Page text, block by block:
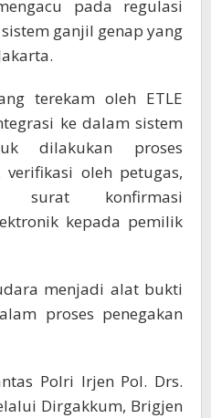
pada regulasi
ganjil genap yang
terekam oleh ETLE
ke dalam sistem
dilakukan proses
oleh petugas,
surat konfirmasi
kepada pemilik
menjadi alat bukti
proses penegakan
Polri Irjen Pol. Drs.
Dirgakkum, Brigjen